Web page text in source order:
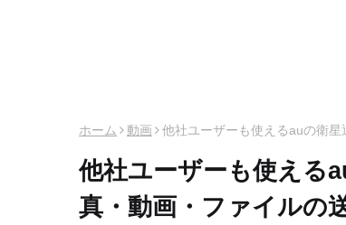
ホーム 動画 他社ユーザーも使えるauの衛
他社ユーザーも使える
真・動画・ファイルの